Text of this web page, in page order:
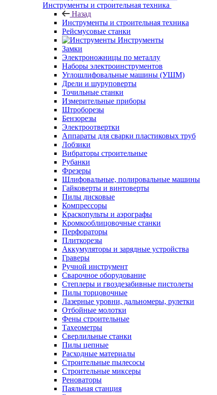
Инструменты и строительная техника
Назад
Инструменты и строительная техника
Рейсмусовые станки
Инструменты
Замки
Электроножницы по металлу
Наборы электроинструментов
Углошлифовальные машины (УШМ)
Дрели и шуруповерты
Точильные станки
Измерительные приборы
Штроборезы
Бензорезы
Электроотвертки
Аппараты для сварки пластиковых труб
Лобзики
Вибраторы строительные
Рубанки
Фрезеры
Шлифовальные, полировальные машины
Гайковерты и винтоверты
Пилы дисковые
Компрессоры
Краскопульты и аэрографы
Кромкооблицовочные станки
Перфораторы
Плиткорезы
Аккумуляторы и зарядные устройства
Граверы
Ручной инструмент
Сварочное оборудование
Степлеры и гвоздезабивные пистолеты
Пилы торцовочные
Лазерные уровни, дальномеры, рулетки
Отбойные молотки
Фены строительные
Тахеометры
Сверлильные станки
Пилы цепные
Расходные материалы
Строительные пылесосы
Строительные миксеры
Реноваторы
Паяльная станция